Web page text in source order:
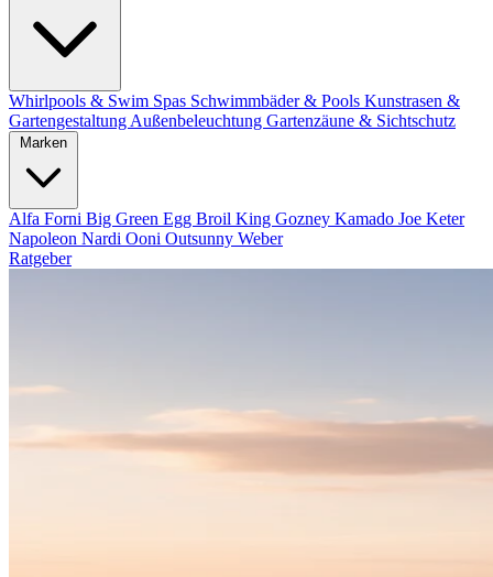
Whirlpools & Swim Spas Schwimmbäder & Pools Kunstrasen &
Gartengestaltung Außenbeleuchtung Gartenzäune & Sichtschutz
Alfa Forni Big Green Egg Broil King Gozney Kamado Joe Keter
Napoleon Nardi Ooni Outsunny Weber
Ratgeber